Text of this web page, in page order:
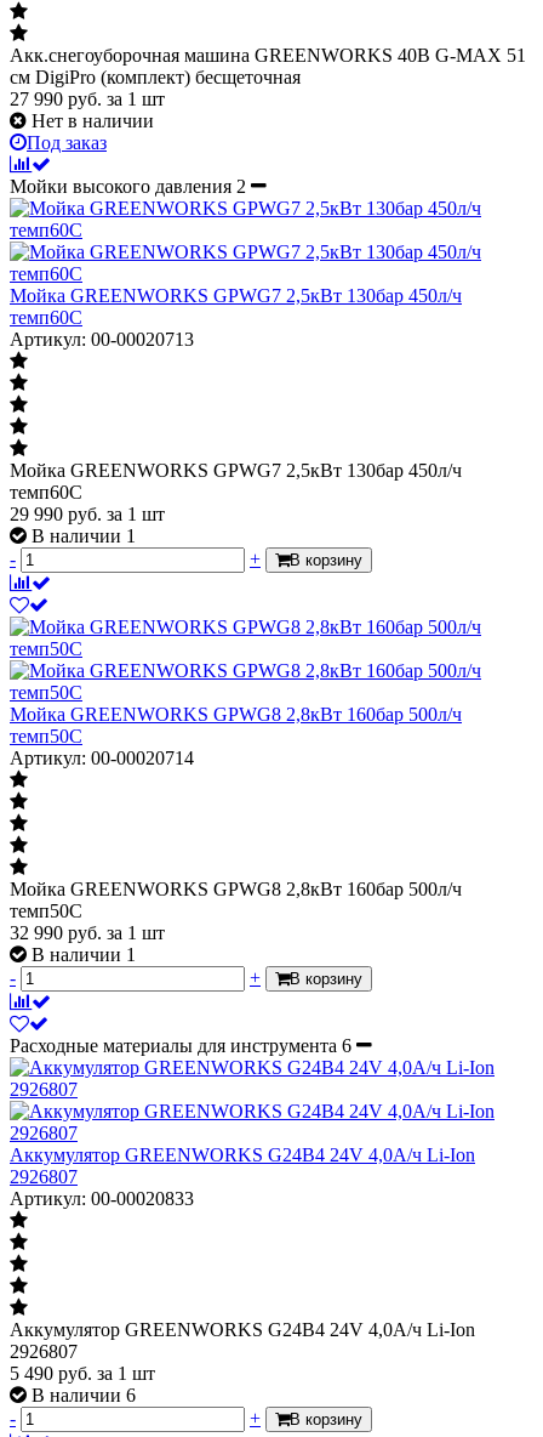
Акк.снегоуборочная машина GREENWORKS 40В G-MAX 51
см DigiPro (комплект) бесщеточная
27 990 руб. за 1 шт
Нет в наличии
Под заказ
Мойки высокого давления 2
Мойка GREENWORKS GPWG7 2,5кВт 130бар 450л/ч
темп60С
Артикул: 00-00020713
Мойка GREENWORKS GPWG7 2,5кВт 130бар 450л/ч
темп60С
29 990 руб. за 1 шт
В наличии 1
-
+ В корзину
Мойка GREENWORKS GPWG8 2,8кВт 160бар 500л/ч
темп50С
Артикул: 00-00020714
Мойка GREENWORKS GPWG8 2,8кВт 160бар 500л/ч
темп50С
32 990 руб. за 1 шт
В наличии 1
-
+ В корзину
Расходные материалы для инструмента 6
Аккумулятор GREENWORKS G24B4 24V 4,0А/ч Li-Ion
2926807
Артикул: 00-00020833
Аккумулятор GREENWORKS G24B4 24V 4,0А/ч Li-Ion
2926807
5 490 руб. за 1 шт
В наличии 6
-
+ В корзину